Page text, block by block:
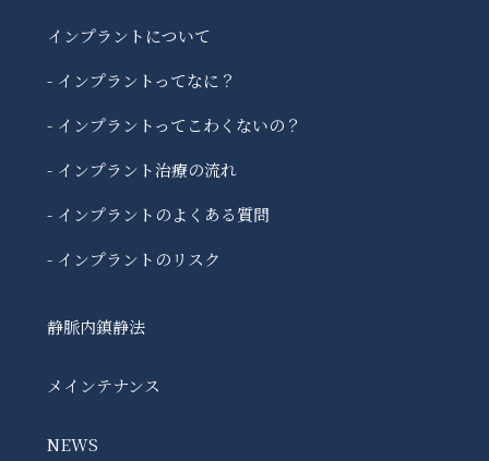
インプラントについて
- インプラントってなに？
- インプラントってこわくないの？
- インプラント治療の流れ
- インプラントのよくある質問
- インプラントのリスク
静脈内鎮静法
メインテナンス
NEWS